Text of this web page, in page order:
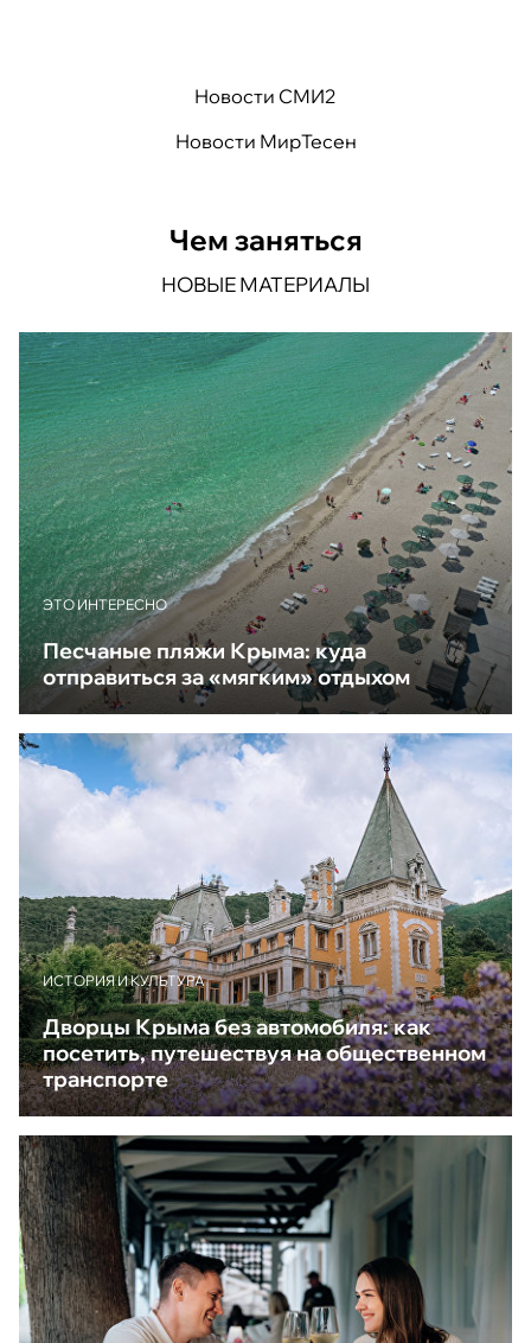
Новости СМИ2
Новости МирТесен
Чем заняться
НОВЫЕ МАТЕРИАЛЫ
ЭТО ИНТЕРЕСНО
Песчаные пляжи Крыма: куда
отправиться за «мягким» отдыхом
ИСТОРИЯ И КУЛЬТУРА
Дворцы Крыма без автомобиля: как
посетить, путешествуя на общественном
транспорте